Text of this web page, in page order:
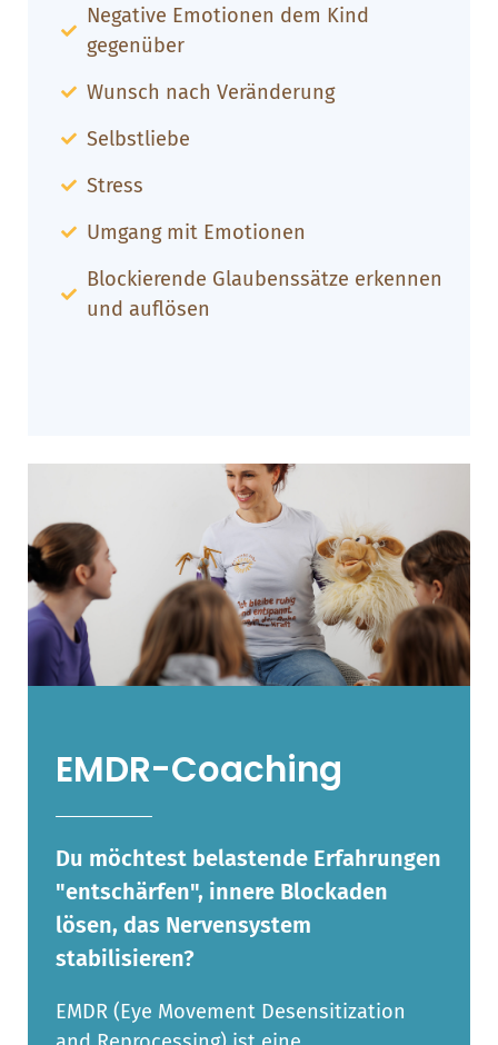
Negative Emotionen dem Kind
gegenüber
Wunsch nach Veränderung
Selbstliebe
Stress
Umgang mit Emotionen
Blockierende Glaubenssätze erkennen
und auflösen
EMDR-Coaching
Du möchtest belastende Erfahrungen
"entschärfen", innere Blockaden
lösen, das Nervensystem
stabilisieren?
EMDR (Eye Movement Desensitization